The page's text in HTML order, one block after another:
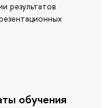
результатов
обучения